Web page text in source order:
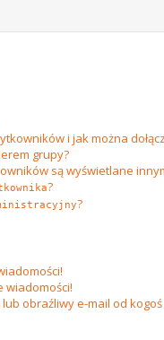
i jak można
grupy?
są wyświetlane
?
?
wiadomości!
obraźliwy e-mail od